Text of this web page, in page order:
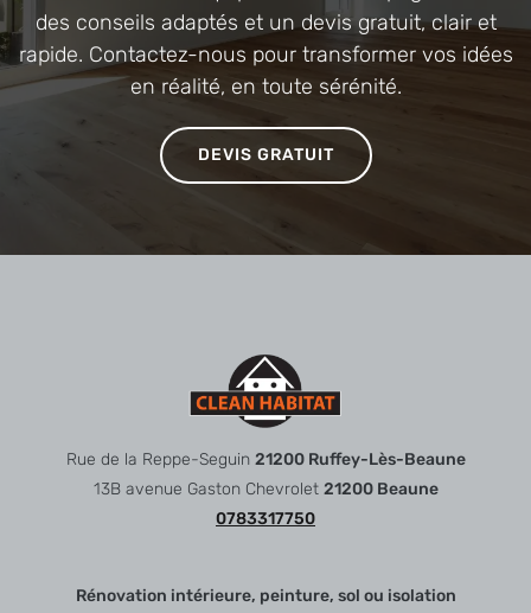
des conseils adaptés et un devis gratuit, clair et
rapide. Contactez-nous pour transformer vos idées
en réalité, en toute sérénité.
DEVIS GRATUIT
Rue de la Reppe-Seguin 21200 Ruffey-Lès-Beaune
13B avenue Gaston Chevrolet 21200 Beaune
0783317750
Rénovation intérieure, peinture, sol ou isolation